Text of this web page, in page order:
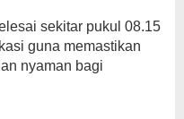
sekitar pukul 08.15
guna memastikan
nyaman bagi